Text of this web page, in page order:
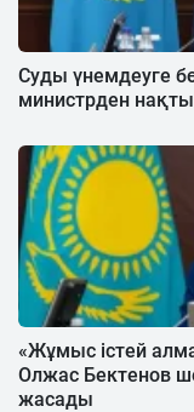
Суды үнемдеуге
министрден
«Жұмыс істей
Олжас Бектенов
жасады